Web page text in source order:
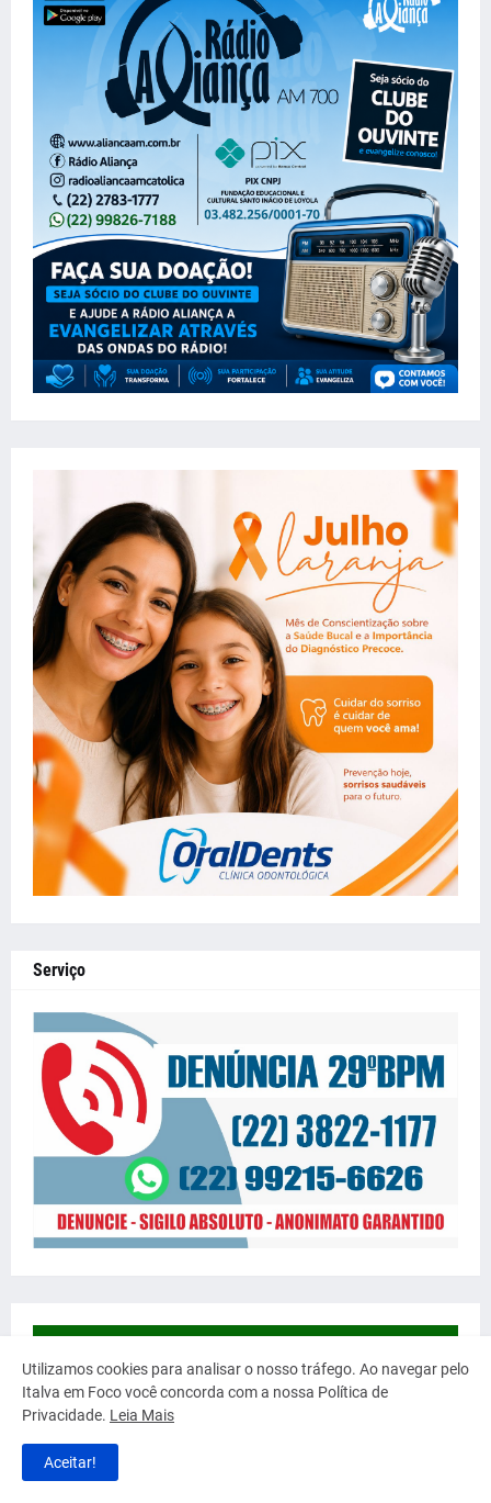
Serviço
Utilizamos cookies para analisar o nosso tráfego. Ao navegar pelo
Italva em Foco você concorda com a nossa Política de
Privacidade. Leia Mais
Aceitar!